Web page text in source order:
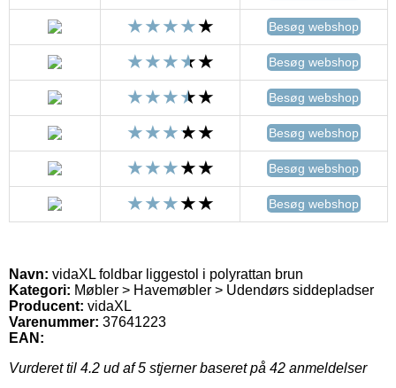
Besøg webshop
Besøg webshop
Besøg webshop
Besøg webshop
Besøg webshop
Besøg webshop
Navn: vidaXL foldbar liggestol i polyrattan brun
Kategori: Møbler > Havemøbler > Udendørs siddepladser
Producent: vidaXL
Varenummer: 37641223
EAN:
Vurderet til 4.2 ud af 5 stjerner baseret på 42 anmeldelser